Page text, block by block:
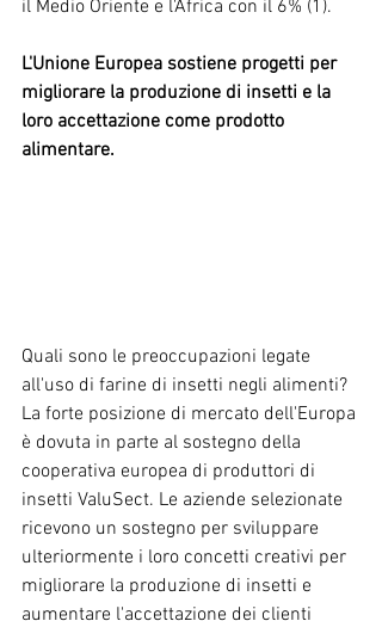
il Medio Oriente e l'Africa con il 6% (1).
L'Unione Europea sostiene progetti per
migliorare la produzione di insetti e la
loro accettazione come prodotto
alimentare.
Quali sono le preoccupazioni legate
all'uso di farine di insetti negli alimenti?
La forte posizione di mercato dell'Europa
è dovuta in parte al sostegno della
cooperativa europea di produttori di
insetti ValuSect. Le aziende selezionate
ricevono un sostegno per sviluppare
ulteriormente i loro concetti creativi per
migliorare la produzione di insetti e
aumentare l'accettazione dei clienti